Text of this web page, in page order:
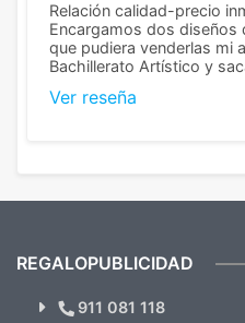
Relación calidad-precio
Encargamos dos diseños
que pudiera venderlas mi
Bachillerato Artístico y
diferencia, con libretas de
Ver reseña
¿Quieres ver
Novedades y
REGALOPUBLICIDAD
911 081 118